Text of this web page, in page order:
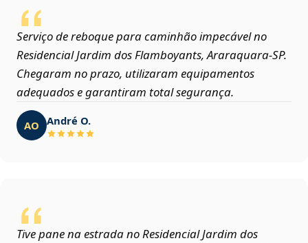
Serviço de reboque para caminhão impecável no
Residencial Jardim dos Flamboyants, Araraquara‑SP.
Chegaram no prazo, utilizaram equipamentos
adequados e garantiram total segurança.
AO André O.
Tive pane na estrada no Residencial Jardim dos